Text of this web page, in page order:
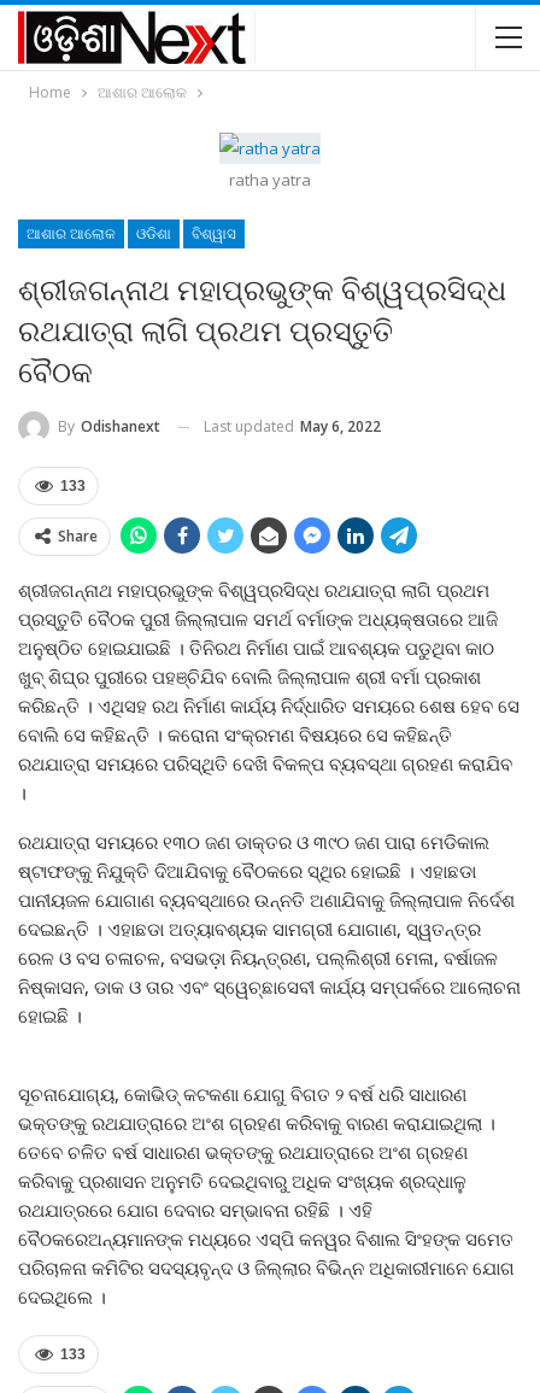
Home ଆଶାର ଆଲୋକ
ratha yatra
ଆଶାର ଆଲୋକ ଓଡିଶା ବିଶ୍ୱାସ
ଶ୍ରୀଜଗନ୍ନାଥ ମହାପ୍ରଭୁଙ୍କ ବିଶ୍ୱପ୍ରସିଦ୍ଧ
ରଥଯାତ୍ରା ଲାଗି ପ୍ରଥମ ପ୍ରସ୍ତୁତି
ବୈଠକ
By Odishanext Last updated May 6, 2022
133
Share
ଶ୍ରୀଜଗନ୍ନାଥ ମହାପ୍ରଭୁଙ୍କ ବିଶ୍ୱପ୍ରସିଦ୍ଧ ରଥଯାତ୍ରା ଲାଗି ପ୍ରଥମ
ପ୍ରସ୍ତୁତି ବୈଠକ ପୁରୀ ଜିଲ୍ଲାପାଳ ସମର୍ଥ ବର୍ମାଙ୍କ ଅଧ୍ୟକ୍ଷତାରେ ଆଜି
ଅନୁଷ୍ଠିତ ହୋଇଯାଇଛି । ତିନିରଥ ନିର୍ମାଣ ପାଇଁ ଆବଶ୍ୟକ ପଡୁଥିବା କାଠ
ଖୁବ୍‍ ଶିଘ୍ର ପୁରୀରେ ପହଞ୍ଚିଯିବ ବୋଲି ଜିଲ୍ଲାପାଳ ଶ୍ରୀ ବର୍ମା ପ୍ରକାଶ
କରିଛନ୍ତି । ଏଥିସହ ରଥ ନିର୍ମାଣ କାର୍ଯ୍ୟ ନିର୍ଦ୍ଧାରିତ ସମୟରେ ଶେଷ ହେବ ସେ
ବୋଲି ସେ କହିଛନ୍ତି । କରୋନା ସଂକ୍ରମଣ ବିଷୟରେ ସେ କହିଛନ୍ତି
ରଥଯାତ୍ରା ସମୟରେ ପରିସ୍ଥିତି ଦେଖି ବିକଳ୍ପ ବ୍ୟବସ୍ଥା ଗ୍ରହଣ କରାଯିବ
।
ରଥଯାତ୍ରା ସମୟରେ ୧୩୦ ଜଣ ଡାକ୍ତର ଓ ୩୯୦ ଜଣ ପାରା ମେଡିକାଲ
ଷ୍ଟାଫଙ୍କୁ ନିଯୁକ୍ତି ଦିଆଯିବାକୁ ବୈଠକରେ ସ୍ଥିର ହୋଇଛି । ଏହାଛଡା
ପାନୀୟଜଳ ଯୋଗାଣ ବ୍ୟବସ୍ଥାରେ ଉନ୍ନତି ଅଣାଯିବାକୁ ଜିଲ୍ଲାପାଳ ନିର୍ଦେଶ
ଦେଇଛନ୍ତି । ଏହାଛଡା ଅତ୍ୟାବଶ୍ୟକ ସାମଗ୍ରୀ ଯୋଗାଣ, ସ୍ୱତନ୍ତ୍ର
ରେଳ ଓ ବସ ଚଳାଚଳ, ବସଭଡ଼ା ନିୟନ୍ତ୍ରଣ, ପଲ୍ଲିଶ୍ରୀ ମେଳା, ବର୍ଷାଜଳ
ନିଷ୍କାସନ, ଡାକ ଓ ତାର ଏବଂ ସ୍ୱେଚ୍ଛାସେବୀ କାର୍ଯ୍ୟ ସମ୍ପର୍କରେ ଆଲୋଚନା
ହୋଇଛି ।
ସୂଚନାଯୋଗ୍ୟ, କୋଭିଡ୍‍ କଟକଣା ଯୋଗୁ ବିଗତ ୨ ବର୍ଷ ଧରି ସାଧାରଣ
ଭକ୍ତଙ୍କୁ ରଥଯାତ୍ରାରେ ଅଂଶ ଗ୍ରହଣ କରିବାକୁ ବାରଣ କରାଯାଇଥିଲା ।
ତେବେ ଚଳିତ ବର୍ଷ ସାଧାରଣ ଭକ୍ତଙ୍କୁ ରଥଯାତ୍ରାରେ ଅଂଶ ଗ୍ରହଣ
କରିବାକୁ ପ୍ରଶାସନ ଅନୁମତି ଦେଇଥିବାରୁ ଅଧିକ ସଂଖ୍ୟକ ଶ୍ରଦ୍ଧାଳୁ
ରଥଯାତ୍ରରେ ଯୋଗ ଦେବାର ସମ୍ଭାବନା ରହିଛି । ଏହି
ବୈଠକରେଅନ୍ୟମାନଙ୍କ ମଧ୍ୟରେ ଏସ୍‍ପି କନୱର ବିଶାଲ ସିଂହଙ୍କ ସମେତ
ପରିଚାଳନା କମିଟିର ସଦସ୍ୟବୃନ୍ଦ ଓ ଜିଲ୍ଲାର ବିଭିନ୍ନ ଅଧିକାରୀମାନେ ଯୋଗ
ଦେଇଥିଲେ ।
133